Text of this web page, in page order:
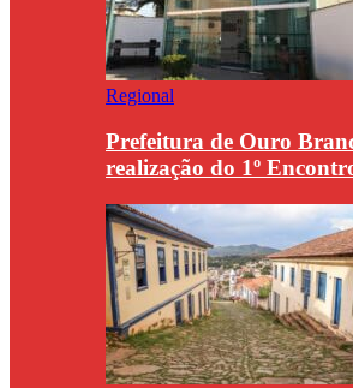
Regional
Prefeitura de Ouro
realização do 1º